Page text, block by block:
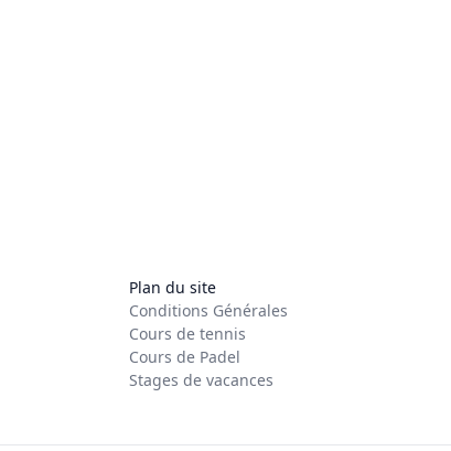
Plan du site
Conditions Générales
Cours de tennis
Cours de Padel
Stages de vacances